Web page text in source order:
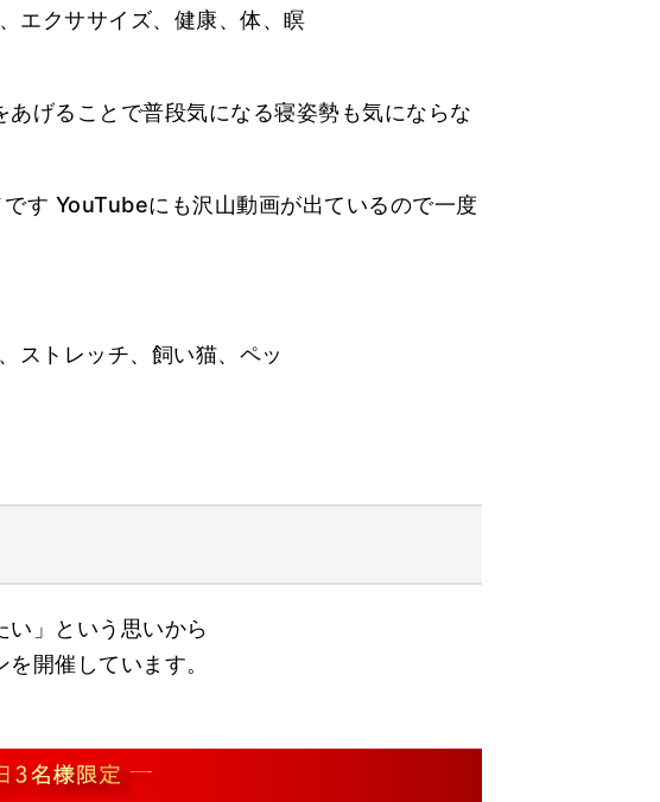
げることで普段気になる寝姿勢も気にならな
す YouTubeにも沢山動画が出ているので一度
い」という思いから
開催しています。